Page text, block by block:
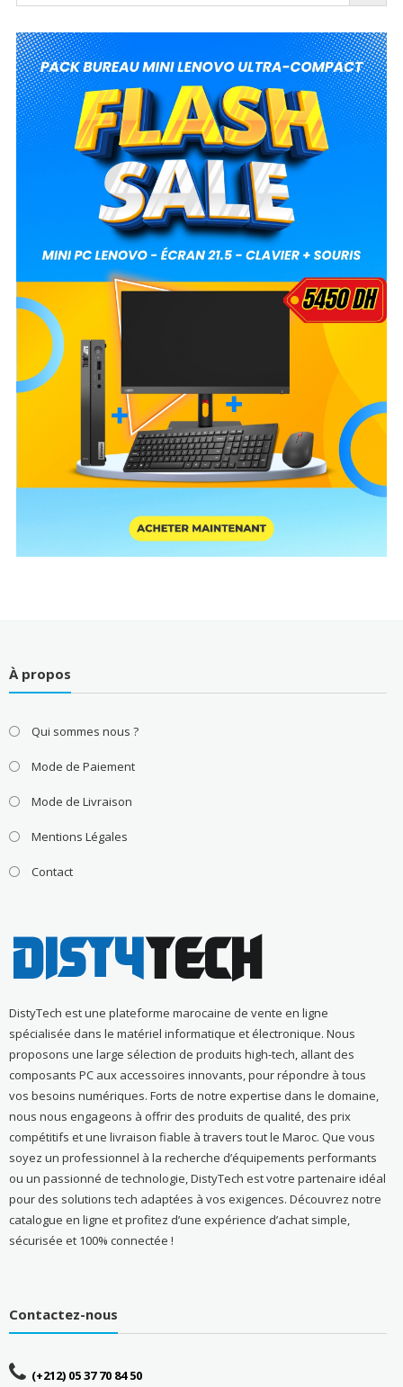
À propos
Qui sommes nous ?
Mode de Paiement
Mode de Livraison
Mentions Légales
Contact
DistyTech est une plateforme marocaine de vente en ligne
spécialisée dans le matériel informatique et électronique. Nous
proposons une large sélection de produits high-tech, allant des
composants PC aux accessoires innovants, pour répondre à tous
vos besoins numériques. Forts de notre expertise dans le domaine,
nous nous engageons à offrir des produits de qualité, des prix
compétitifs et une livraison fiable à travers tout le Maroc. Que vous
soyez un professionnel à la recherche d’équipements performants
ou un passionné de technologie, DistyTech est votre partenaire idéal
pour des solutions tech adaptées à vos exigences. Découvrez notre
catalogue en ligne et profitez d’une expérience d’achat simple,
sécurisée et 100% connectée !
Contactez-nous
(+212) 05 37 70 84 50